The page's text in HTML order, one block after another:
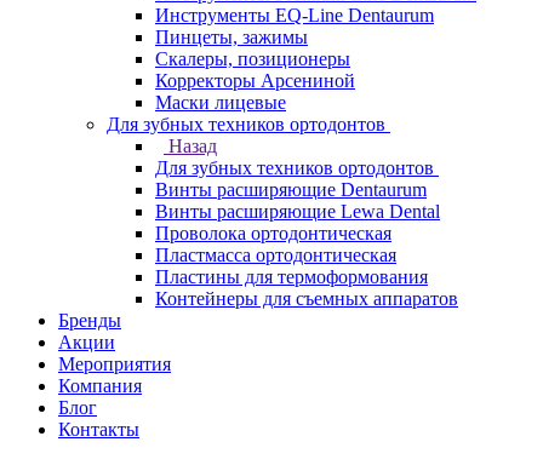
Инструменты EQ-Line Dentaurum
Пинцеты, зажимы
Скалеры, позиционеры
Корректоры Арсениной
Маски лицевые
Для зубных техников ортодонтов
Назад
Для зубных техников ортодонтов
Винты расширяющие Dentaurum
Винты расширяющие Lewa Dental
Проволока ортодонтическая
Пластмасса ортодонтическая
Пластины для термоформования
Контейнеры для съемных аппаратов
Бренды
Акции
Мероприятия
Компания
Блог
Контакты